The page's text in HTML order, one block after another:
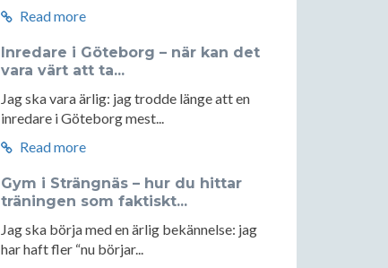
Read more
Inredare i Göteborg – när kan det
vara värt att ta...
Jag ska vara ärlig: jag trodde länge att en
inredare i Göteborg mest...
Read more
Gym i Strängnäs – hur du hittar
träningen som faktiskt...
Jag ska börja med en ärlig bekännelse: jag
har haft fler “nu börjar...